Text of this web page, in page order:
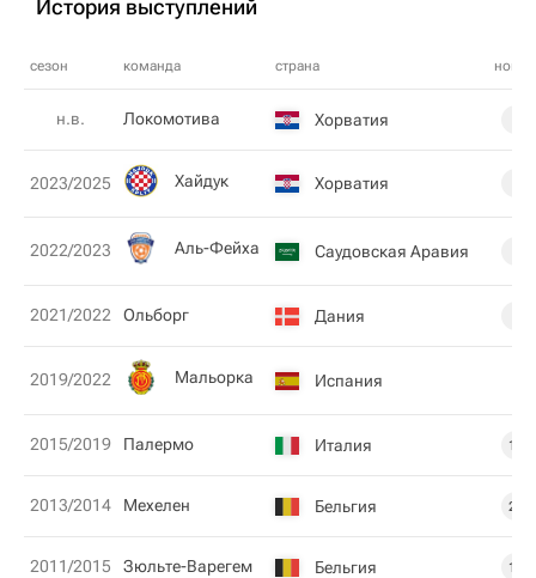
История выступлений
сезон команда страна номер
н.в. Локомотива Хорватия
2023/2025 Хайдук Хорватия
2022/2023 Аль-Фейха Саудовская Аравия
2021/2022 Ольборг Дания
2019/2022 Мальорка Испания
2015/2019 Палермо Италия 10
2013/2014 Мехелен Бельгия 27
2011/2015 Зюльте-Варегем Бельгия 12